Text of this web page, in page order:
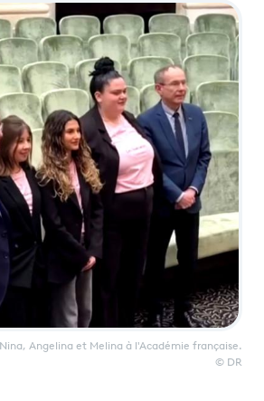
Nina, Angelina et Melina à l'Académie française.
© DR